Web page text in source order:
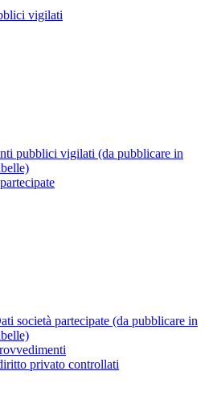
vigilati
pubblici vigilati (da pubblicare in
società partecipate (da pubblicare in
privato controllati